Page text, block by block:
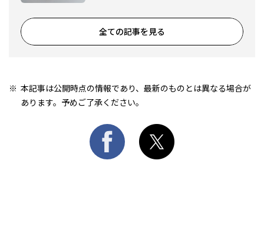
全ての記事を見る
本記事は公開時点の情報であり、最新のものとは異なる場合が
あります。予めご了承ください。